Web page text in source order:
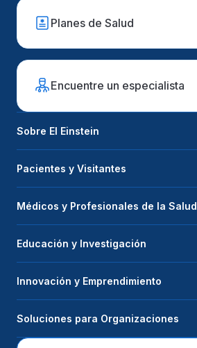
Planes de Salud
Encuentre un especialista
Sobre El Einstein
Pacientes y Visitantes
Médicos y Profesionales de la Salud
Educación y Investigación
Innovación y Emprendimiento
Soluciones para Organizaciones